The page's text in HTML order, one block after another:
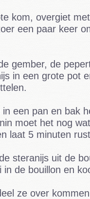
kom, overgiet
een paar keer
gember, de
in een grote pot
een pan en bak
moet het nog
laat 5 minuten
steranijs uit de
de bouillon en
ze over